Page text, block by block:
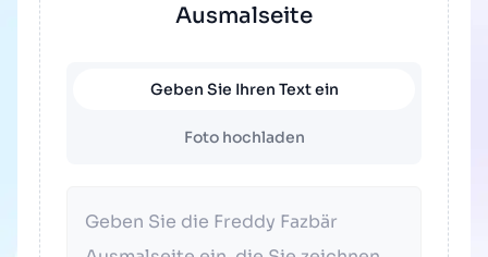
Ausmalseite
Geben Sie Ihren Text ein
Foto hochladen